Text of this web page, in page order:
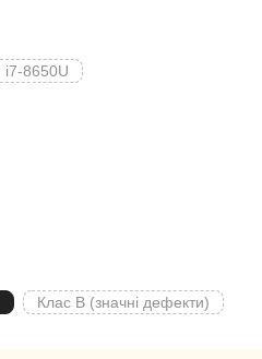
i7-8650U
Клас B (значні дефекти)